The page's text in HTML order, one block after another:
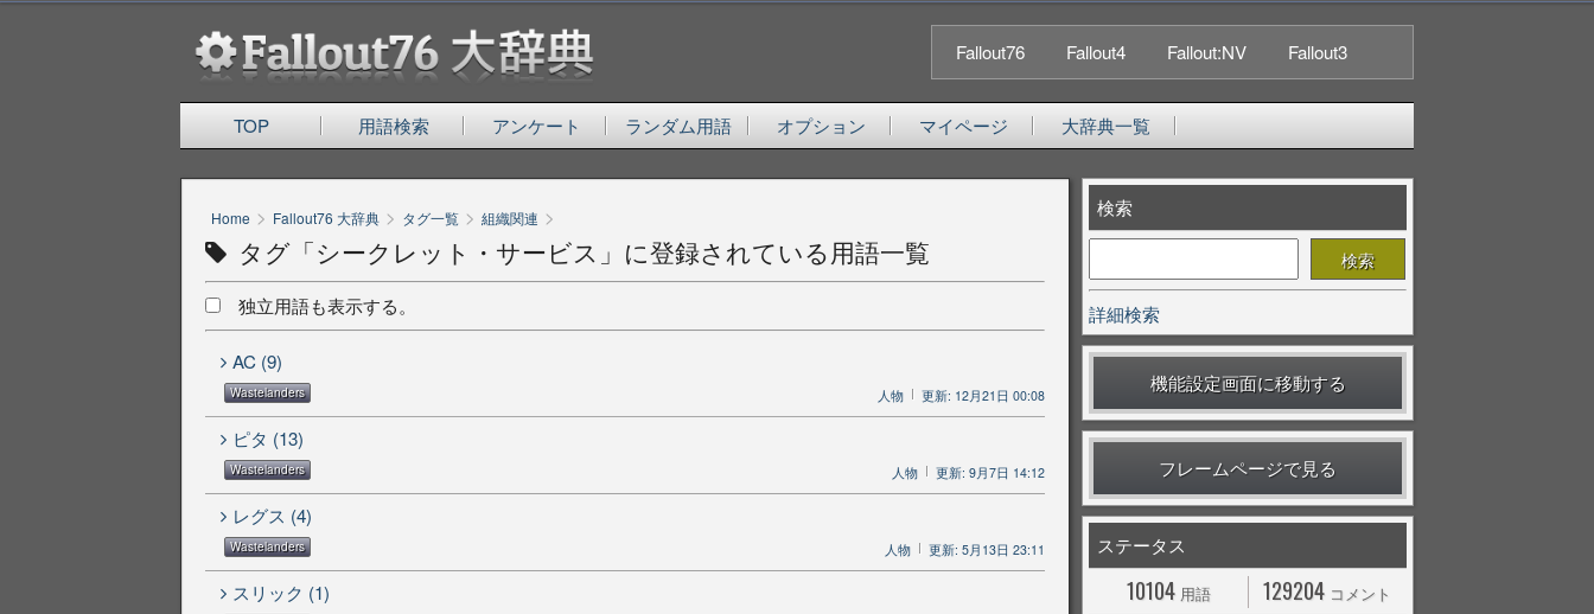
Fallout76 Fallout4 Fallout:NV Fallout3
TOP 用語検索 アンケート ランダム用語 オプション マイページ 大辞典一覧
Home > Fallout76 大辞典 > タグ一覧 > 組織関連 >
タグ「シークレット・サービス」に登録されている用語一覧
独立用語も表示する。
AC (9)
Wastelanders 人物 更新: 12月21日 00:08
ピタ (13)
Wastelanders 人物 更新: 9月7日 14:12
レグス (4)
Wastelanders 人物 更新: 5月13日 23:11
スリック (1)
検索
詳細検索
機能設定画面に移動する
フレームページで見る
ステータス
10104 用語 129204 コメント